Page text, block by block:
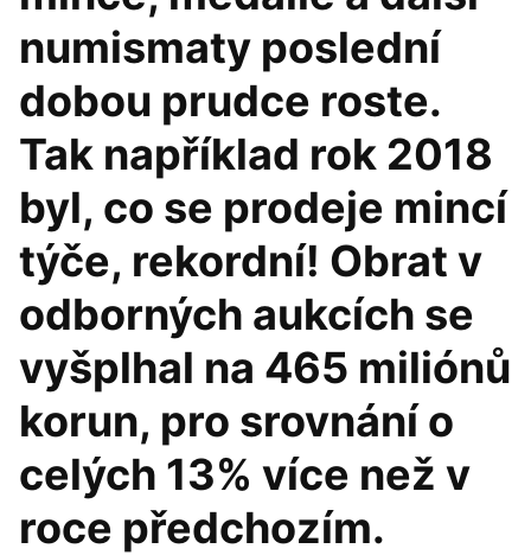
numismaty poslední
dobou prudce roste.
Tak například rok 2018
byl, co se prodeje mincí
týče, rekordní! Obrat v
odborných aukcích se
vyšplhal na 465 miliónů
korun, pro srovnání o
celých 13% více než v
roce předchozím.